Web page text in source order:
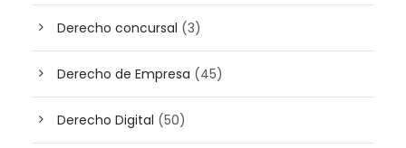
Derecho concursal (3)
Derecho de Empresa (45)
Derecho Digital (50)